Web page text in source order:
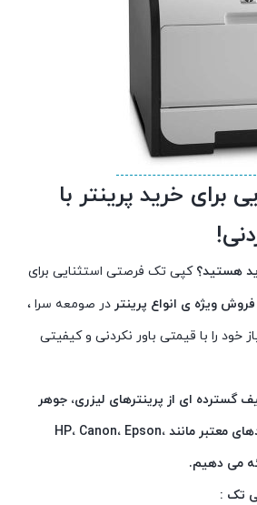
برای خرید پرینتر با
هستید؟ کپی تک فرصتی استثنایی برای
فروش ویژه ی انواع پرینتر در صومعه سرا ،
خود را با قیمتی باور نکردنی و کیفیتی
گسترده ای از پرینترهای لیزری، جوهر
افشان و چندکاره را با برندهای معتبر مانند HP، Canon، Epson،
تک :